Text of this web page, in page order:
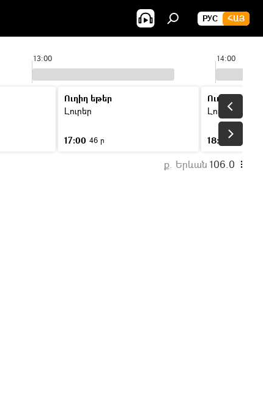
РУС ՀԱՅ
13:00 14:00
Ուղիղ եթեր
Լուրեր
17:00 46 ր
Ուղիղ եթեր
Լուրեր
18:00
ք. Երևան 106.0